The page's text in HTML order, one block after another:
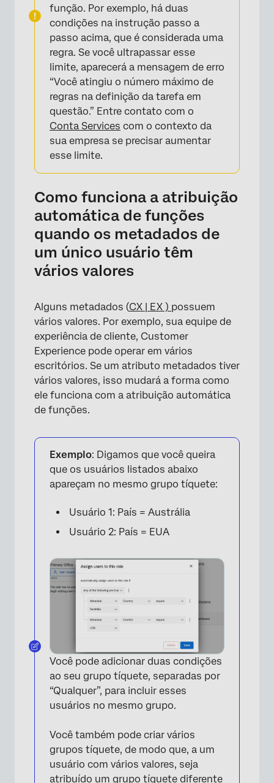
função. Por exemplo, há duas
condições na instrução passo a
passo acima, que é considerada uma
regra. Se você ultrapassar esse
limite, aparecerá a mensagem de erro
“Você atingiu o número máximo de
regras na definição da tarefa em
questão.” Entre contato com o
Conta Services com o contexto da
sua empresa se precisar aumentar
esse limite.
Como funciona a atribuição
automática de funções
quando os metadados de
um único usuário têm
vários valores
Alguns metadados (CX | EX ) possuem
vários valores. Por exemplo, sua equipe de
experiência de cliente, Customer
Experience pode operar em vários
escritórios. Se um atributo metadados tiver
vários valores, isso mudará a forma como
ele funciona com a atribuição automática
de funções.
Exemplo: Digamos que você queira
que os usuários listados abaixo
apareçam no mesmo grupo tíquete:
Usuário 1: País = Austrália
Usuário 2: País = EUA
Você pode adicionar duas condições
ao seu grupo tíquete, separadas por
“Qualquer”, para incluir esses
usuários no mesmo grupo.
Você também pode criar vários
grupos tíquete, de modo que, a um
usuário com vários valores, seja
atribuído um grupo tíquete diferente